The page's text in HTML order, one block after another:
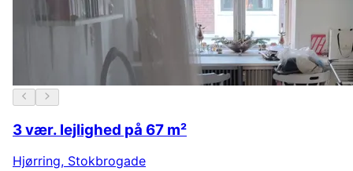
3 vær. lejlighed på 67 m²
Hjørring, Stokbrogade